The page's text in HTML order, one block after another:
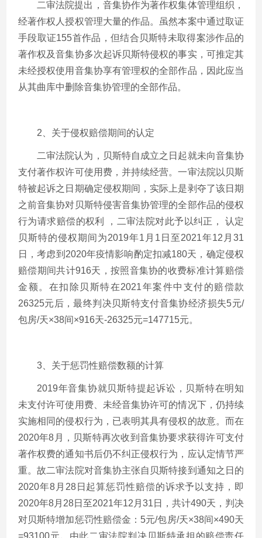
二审法院提出，音集协作为著作权集体管理组织，
经著作权人授权管理大量的作品。虽然本案中通过取证
手段取证155首作品，但结合贝斯特未取得案涉作品的
著作权及音集协多次起诉贝斯特侵权的事实，可推定其
未经授权使用音集协享有管理权的全部作品，因此应当
从其曲库中删除音集协管理的全部作品。
2、关于侵权赔偿期间的认定
二审法院认为，贝斯特自成立之日起就未向音集协
支付著作权许可使用费，并持续经营。一审法院以贝斯
特被起诉之日期确定侵权期间，实际上是剥夺了该日期
之前音集协对贝斯特侵害音集协管理的全部作品的侵权
行为请求赔偿的权利 ，二审法院对此予以纠正， 认定
贝斯特的侵权期间为2019年1 月 1 日至2021年12 月 31
日，考虑到 2020年疫情影响酌定扣减180天，确定侵权
赔偿期间共计916天，按照音集协的收费标准计算赔偿
金额。在扣除贝斯特在2021年案件中支付的赔偿款
26325元后，最终判决贝斯特支付音集协经济损失5元/
包房/天×38间×916天-26325元=147715元。
3、关于惩罚性赔偿数额的计算
2019年音集协就贝斯特提起诉讼，贝斯特在明知
未支付许可使用费、未经音集协许可的情况下，仍持续
实施相同的侵权行为，已表明其具有侵权的故意。而在
2020年8 月，贝斯特再次收到音集协要求获得许可支付
著作权费的通知书后仍不纠正侵权行为，应认定情节严
重。故二审法院对音集协主张自贝斯特接到通知之日的
2020年8月 28日起算惩罚性赔偿的诉求予以支持，即
2020年8月 28日至2021年12 月 31 日，共计490天，判决
对贝斯特增加惩罚性赔偿金： 5元/包房/天×38间×490天
=93100元。由此二审法院判决贝斯特承担的赔偿责任